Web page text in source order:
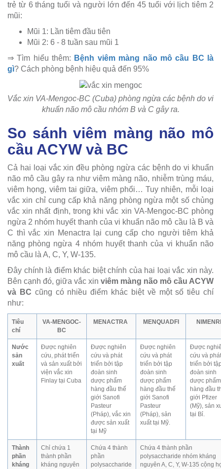
trẻ từ 6 tháng tuổi và người lớn đến 45 tuổi với lịch tiêm 2
mũi:
Mũi 1: Lần tiêm đầu tiên
Mũi 2: 6 - 8 tuần sau mũi 1
⇒ Tìm hiểu thêm: Bệnh viêm màng não mô cầu BC là
gì? Cách phòng bệnh hiệu quả đến 95%
Vắc xin VA-Mengoc-BC (Cuba) phòng ngừa các bệnh do vi
khuẩn não mô cầu nhóm B và C gây ra.
So sánh viêm màng não mô
cầu ACYW và BC
Cả hai loại vắc xin đều phòng ngừa các bệnh do vi khuẩn
não mô cầu gây ra như viêm màng não, nhiễm trùng máu,
viêm họng, viêm tai giữa, viêm phổi… Tuy nhiên, mỗi loại
vắc xin chỉ cung cấp khả năng phòng ngừa một số chủng
vắc xin nhất định, trong khi vắc xin VA-Mengoc-BC phòng
ngừa 2 nhóm huyết thanh của vi khuẩn não mô cầu là B và
C thì vắc xin Menactra lại cung cấp cho người tiêm khả
năng phòng ngừa 4 nhóm huyết thanh của vi khuẩn não
mô cầu là A, C, Y, W-135.
Đây chính là điểm khác biệt chính của hai loại vắc xin này.
Bên cạnh đó, giữa vắc xin viêm màng não mô cầu ACYW
và BC cũng có nhiều điểm khác biệt về một số tiêu chí
như:
Tiêu
chí
VA-MENGOC-
BC
MENACTRA MENQUADFI
Nước
sản
xuất
Được nghiên
cứu, phát triển
và sản xuất bởi
viện vắc xin
Finlay tại Cuba
Được nghiên
cứu và phát
triển bởi tập
đoàn sinh
dược phẩm
hàng đầu thế
giới Sanofi
Pasteur
(Pháp), vắc xin
được sản xuất
tại Mỹ
Được nghiên
cứu và phát
triển bởi tập
đoàn sinh
dược phẩm
hàng đầu thế
giới Sanofi
Pasteur
(Pháp), sản
xuất tại Mỹ.
Được
cứu và phát
triển bởi
đoàn sinh
dược phẩm
hàng đầu
giới Pfizer
(Mỹ), sản
tại Bỉ.
Thành
phần
kháng
Chỉ chứa 1
thành phần
kháng nguyên
Chứa 4 thành
phần
polysaccharide
Chứa 4 thành phần
polysaccharide nhóm kháng
nguyên A, C, Y, W-135 cộng